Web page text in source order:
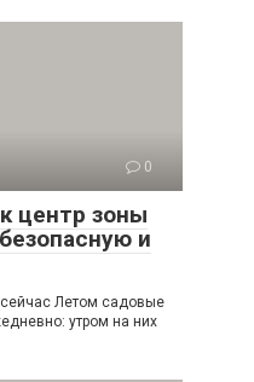
0
центр зоны
и
сейчас Летом садовые
утром на них